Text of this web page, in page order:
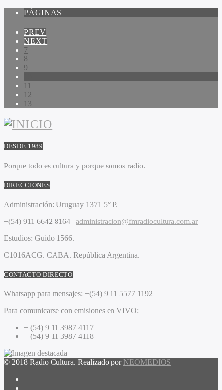
PÁGINAS
PREV
NEXT
7
8
9
11
12
13
DESDE 1989
Porque todo es cultura y porque somos radio.
DIRECCIONES
Administración: Uruguay 1371 5° P.
+(54) 911 6642 8164 | administracion@fmradiocultura.com.ar
Estudios: Guido 1566.
C1016ACG. CABA. República Argentina.
CONTACTO DIRECTO
Whatsapp para mensajes: +(54) 9 11 5577 1192
Para comunicarse con emisiones en VIVO:
+ (54) 9 11 3987 4117
+ (54) 9 11 3987 4118
© 2018 Radio Cultura. Realizado por NEOMEDIOS